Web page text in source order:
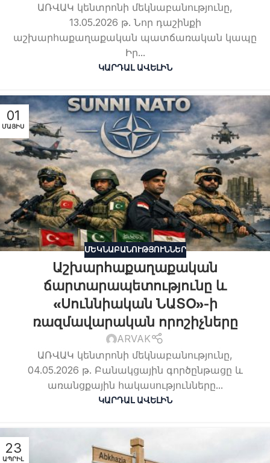
ԱՌՎԱԿ կենտրոնի մեկնաբանությունը,
13.05.2026 թ. Նոր դաշինքի
աշխարհաքաղաքական պատճառական կապը
Իր...
ԿԱՐԴԱԼ ԱՎԵԼԻՆ
01
ՄԱՅԻՍ
ՄԵԿՆԱԲԱՆՈՒԹՅՈՒՆՆԵՐ
Աշխարհաքաղաքական
ճարտարապետությունը և
«Սուննիական ՆԱՏՕ»-ի
ռազմավարական որոշիչները
ARVAK
ԱՌՎԱԿ կենտրոնի մեկնաբանությունը,
04.05.2026 թ. Բանակցային գործընթացը և
առանցքային հակասությունները...
ԿԱՐԴԱԼ ԱՎԵԼԻՆ
23
ԱՊՐԻԼ